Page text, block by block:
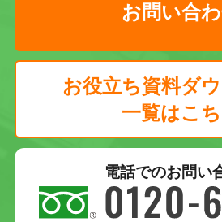
お問い合
お役立ち資料ダ
一覧はこ
電話でのお問い